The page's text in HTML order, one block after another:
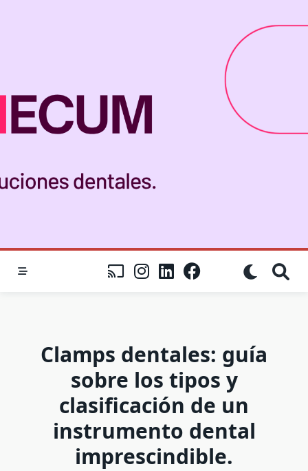
Clamps dentales: guía
sobre los tipos y
clasificación de un
instrumento dental
imprescindible.